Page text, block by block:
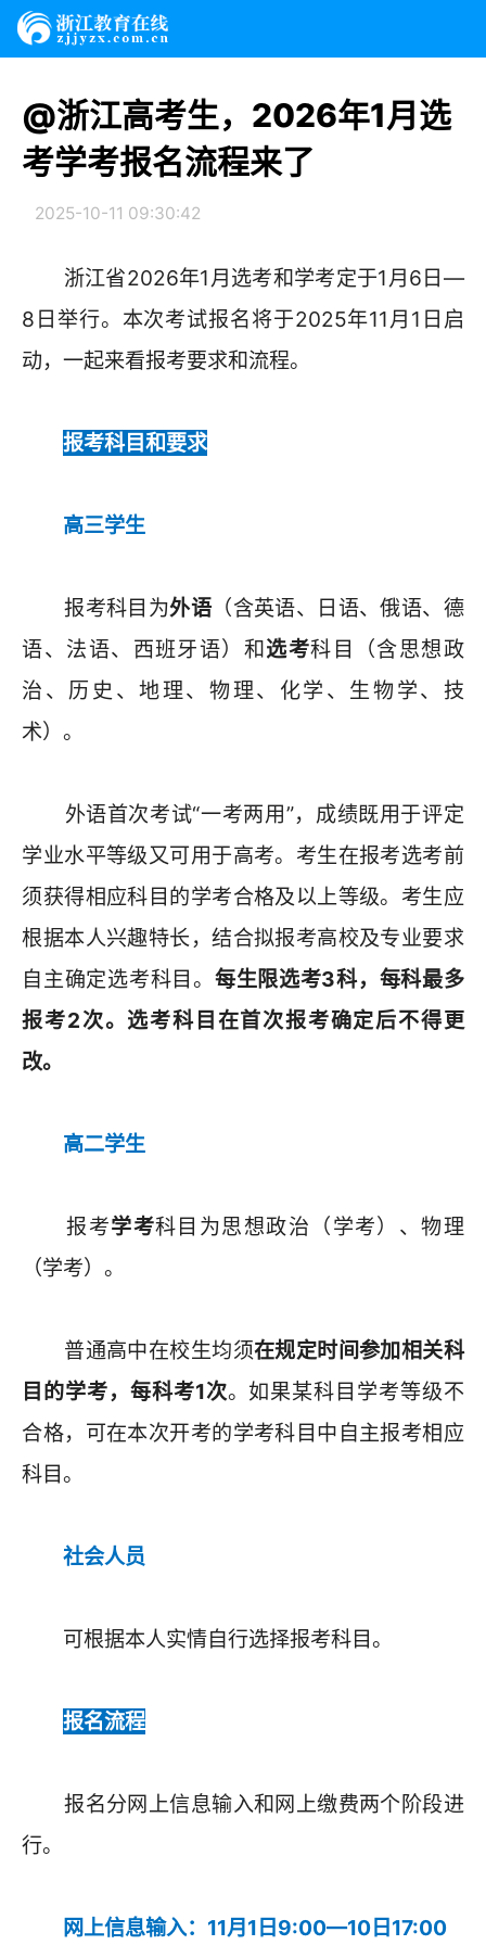
@浙江高考生，2026年1月选
考学考报名流程来了
2025-10-11 09:30:42
浙江省2026年1月选考和学考定于1月6日—
8日举行。本次考试报名将于2025年11月1日启
动，一起来看报考要求和流程。
报考科目和要求
高三学生
报考科目为外语 （含英语、日语、俄语、德
语、法语、西班牙语）和选考科目（含思想政
治、历史、地理、物理、化学、生物学、技
术）。
外语首次考试“一考两用”，成绩既用于评定
学业水平等级又可用于高考。考生在报考选考前
须获得相应科目的学考合格及以上等级。考生应
根据本人兴趣特长，结合拟报考高校及专业要求
自主确定选考科目。 每生限选考3科，每科最多
报考2次。选考科目在首次报考确定后不得更
改。
高二学生
报考学考科目为思想政治（学考）、物理
（学考）。
普通高中在校生均须在规定时间参加相关科
目的学考，每科考1次。如果某科目学考等级不
合格，可在本次开考的学考科目中自主报考相应
科目。
社会人员
可根据本人实情自行选择报考科目。
报名流程
报名分网上信息输入和网上缴费两个阶段进
行。
网上信息输入：11月1日9:00—10日17:00